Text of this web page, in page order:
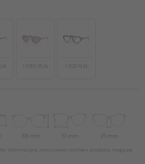
1 080 PLN 1 021 PLN
38 mm 51 mm 21 mm
informacyjny, rzeczywiste rozmiary produktu mogą się